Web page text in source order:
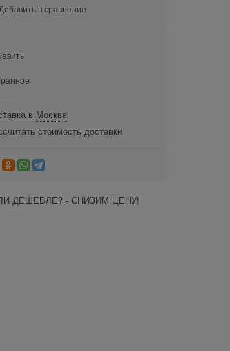
Добавить в сравнение
в Москва
стоимость доставки
ДЕШЕВЛЕ? - СНИЗИМ ЦЕНУ!